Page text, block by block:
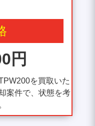
円
を買取いた
案件で、状態を考